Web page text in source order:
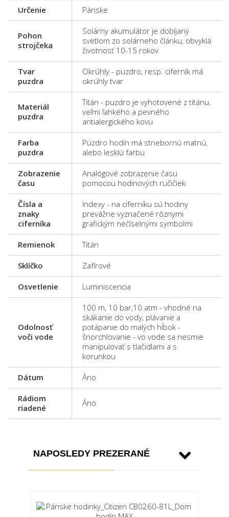
Určenie Pánske
Pohon
strojčeka
Solárny akumulátor je dobíjaný
svetlom zo solárneho článku, obvyklá
životnosť 10-15 rokov
Tvar
puzdra
Okrúhly - puzdro, resp. ciferník má
okrúhly tvar
Materiál
puzdra
Titán - puzdro je vyhotovené z titánu,
veľmi ľahkého a pevného
antialergického kovu
Farba
puzdra
Púzdro hodín má striebornú matnú,
alebo lesklú farbu
Zobrazenie
času
Analógové zobrazenie času
pomocou hodinových ručičiek
Čísla a
znaky
ciferníka
Indexy - na ciferníku sú hodiny
prevážne vyznačené rôznymi
grafickým nečíselnými symbolmi
Remienok Titán
Sklíčko Zafírové
Osvetlenie Luminiscencia
Odolnosť
voči vode
100 m, 10 bar,10 atm - vhodné na
skákanie do vody, plávanie a
potápanie do malých hĺbok -
šnorchlovanie - vo vode sa nesmie
manipulovať s tlačidlami a s
korunkou
Dátum Áno
Rádiom
riadené
Áno
NAPOSLEDY PREZERANÉ